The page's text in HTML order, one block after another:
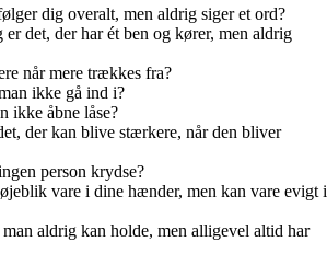
dig overalt, men aldrig siger et ord?
det, der har ét ben og kører, men aldrig
når mere trækkes fra?
ikke gå ind i?
ikke åbne låse?
der kan blive stærkere, når den bliver
person krydse?
vare i dine hænder, men kan vare evigt i
aldrig kan holde, men alligevel altid har